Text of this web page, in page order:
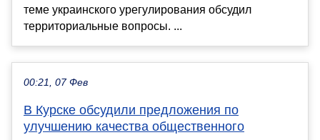
теме украинского урегулирования обсудил
территориальные вопросы. ...
00:21, 07 Фев
В Курске обсудили предложения по
улучшению качества общественного